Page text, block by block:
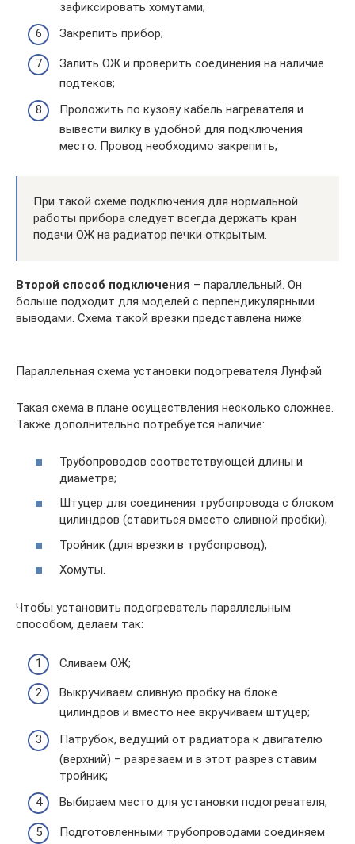
зафиксировать хомутами;
Закрепить прибор;
Залить ОЖ и проверить соединения на наличие
подтеков;
Проложить по кузову кабель нагревателя и
вывести вилку в удобной для подключения
место. Провод необходимо закрепить;
При такой схеме подключения для нормальной
работы прибора следует всегда держать кран
подачи ОЖ на радиатор печки открытым.
Второй способ подключения – параллельный. Он
больше подходит для моделей с перпендикулярными
выводами. Схема такой врезки представлена ниже:
Параллельная схема установки подогревателя Лунфэй
Такая схема в плане осуществления несколько сложнее.
Также дополнительно потребуется наличие:
Трубопроводов соответствующей длины и
диаметра;
Штуцер для соединения трубопровода с блоком
цилиндров (ставиться вместо сливной пробки);
Тройник (для врезки в трубопровод);
Хомуты.
Чтобы установить подогреватель параллельным
способом, делаем так:
Сливаем ОЖ;
Выкручиваем сливную пробку на блоке
цилиндров и вместо нее вкручиваем штуцер;
Патрубок, ведущий от радиатора к двигателю
(верхний) – разрезаем и в этот разрез ставим
тройник;
Выбираем место для установки подогревателя;
Подготовленными трубопроводами соединяем